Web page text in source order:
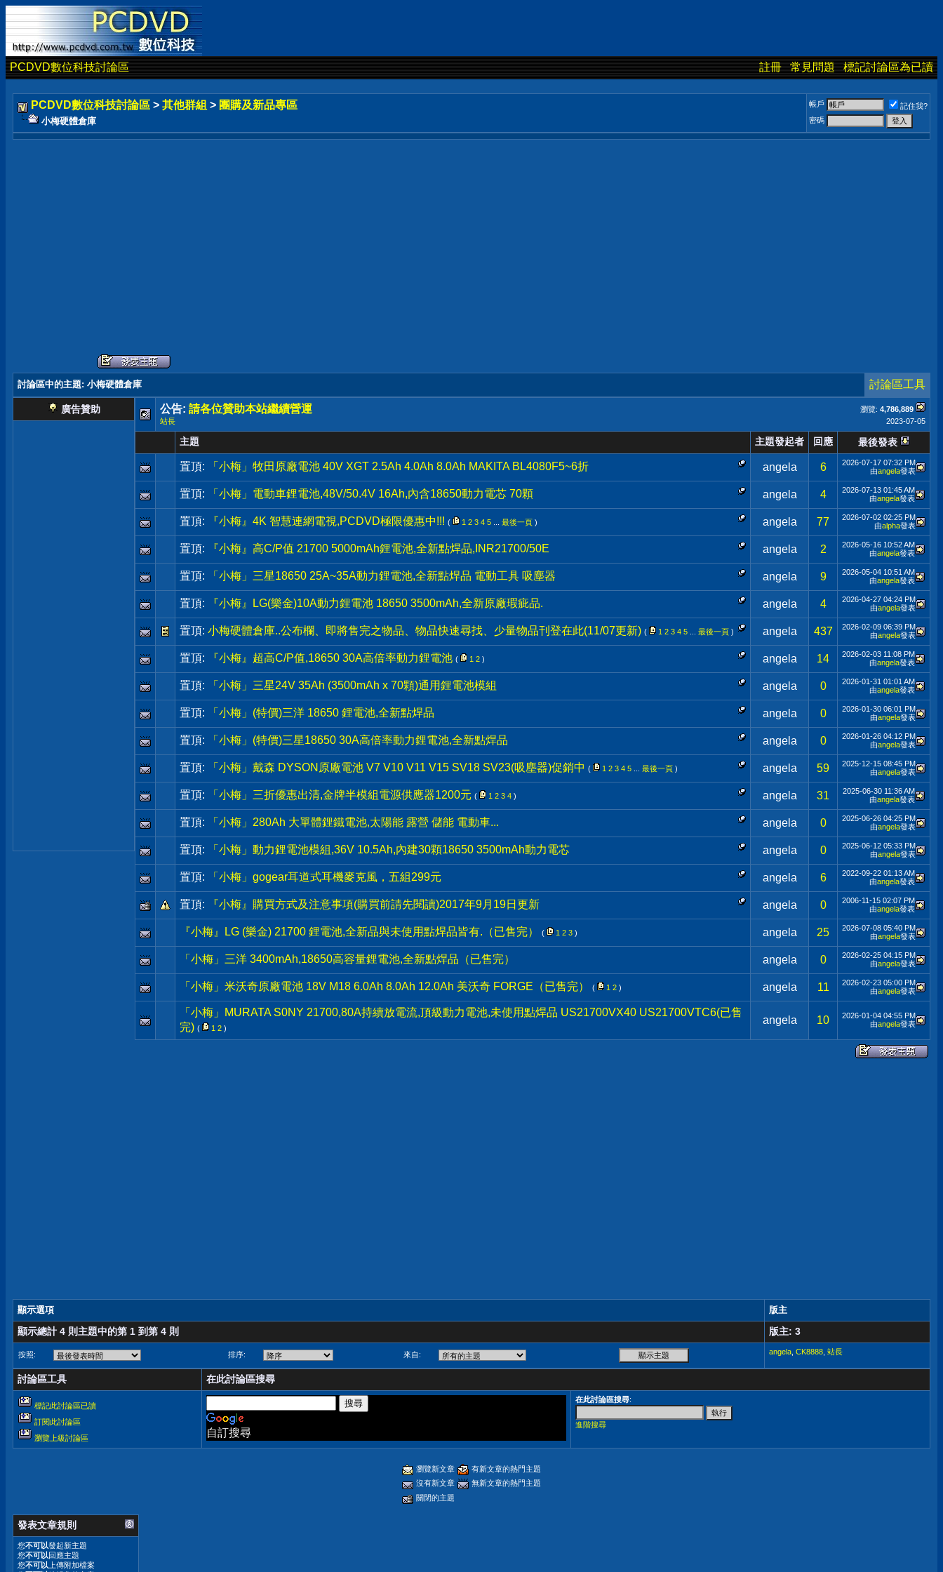
PCDVD數位科技討論區 註冊 常見問題 標記討論區為已讀
PCDVD數位科技討論區 > 其他群組 > 團購及新品專區
小梅硬體倉庫
帳戶
記住我?
密碼
討論區中的主題: 小梅硬體倉庫 討論區工具
廣告贊助 瀏覽: 4,786,889
公告: 請各位贊助本站繼續營運
2023-07-05
站長
主題 主題發起者 回應 最後發表
置頂: 「小梅」牧田原廠電池 40V XGT 2.5Ah 4.0Ah 8.0Ah MAKITA BL4080F5~6折 angela 6 2026-07-17 07:32 PM
由angela發表
置頂: 「小梅」電動車鋰電池,48V/50.4V 16Ah,內含18650動力電芯 70顆 angela 4 2026-07-13 01:45 AM
由angela發表
置頂: 『小梅』4K 智慧連網電視,PCDVD極限優惠中!!! ( 1 2 3 4 5 最後一頁 ) angela 77 2026-07-02 02:25 PM
由alpha發表
置頂: 『小梅』高C/P值 21700 5000mAh鋰電池,全新點焊品,INR21700/50E angela 2 2026-05-16 10:52 AM
由angela發表
置頂: 「小梅」三星18650 25A~35A動力鋰電池,全新點焊品 電動工具 吸塵器 angela 9 2026-05-04 10:51 AM
由angela發表
置頂: 『小梅』LG(樂金)10A動力鋰電池 18650 3500mAh,全新原廠瑕疵品. angela 4 2026-04-27 04:24 PM
由angela發表
置頂: 小梅硬體倉庫..公布欄、即將售完之物品、物品快速尋找、少量物品刊登在此(11/07更新) ( 1 2 3 4 5 最後一頁 ) angela 437 2026-02-09 06:39 PM
由angela發表
置頂: 『小梅』超高C/P值,18650 30A高倍率動力鋰電池 ( 1 2 ) angela 14 2026-02-03 11:08 PM
由angela發表
置頂: 「小梅」三星24V 35Ah (3500mAh x 70顆)通用鋰電池模組 angela 0 2026-01-31 01:01 AM
由angela發表
置頂: 「小梅」(特價)三洋 18650 鋰電池,全新點焊品 angela 0 2026-01-30 06:01 PM
由angela發表
置頂: 「小梅」(特價)三星18650 30A高倍率動力鋰電池,全新點焊品 angela 0 2026-01-26 04:12 PM
由angela發表
置頂: 「小梅」戴森 DYSON原廠電池 V7 V10 V11 V15 SV18 SV23(吸塵器)促銷中 ( 1 2 3 4 5 最後一頁 ) angela 59 2025-12-15 08:45 PM
由angela發表
置頂: 「小梅」三折優惠出清,金牌半模組電源供應器1200元 ( 1 2 3 4 ) angela 31 2025-06-30 11:36 AM
由angela發表
置頂: 「小梅」280Ah 大單體鋰鐵電池,太陽能 露營 儲能 電動車... angela 0 2025-06-26 04:25 PM
由angela發表
置頂: 「小梅」動力鋰電池模組,36V 10.5Ah,內建30顆18650 3500mAh動力電芯 angela 0 2025-06-12 05:33 PM
由angela發表
置頂: 「小梅」gogear耳道式耳機麥克風，五組299元 angela 6 2022-09-22 01:13 AM
由angela發表
置頂: 『小梅』購買方式及注意事項(購買前請先閱讀)2017年9月19日更新 angela 0 2006-11-15 02:07 PM
由angela發表
『小梅』LG (樂金) 21700 鋰電池,全新品與未使用點焊品皆有.（已售完） ( 1 2 3 ) angela 25 2026-07-08 05:40 PM
由angela發表
「小梅」三洋 3400mAh,18650高容量鋰電池,全新點焊品（已售完） angela 0 2026-02-25 04:15 PM
由angela發表
「小梅」米沃奇原廠電池 18V M18 6.0Ah 8.0Ah 12.0Ah 美沃奇 FORGE（已售完） ( 1 2 ) angela 11 2026-02-23 05:00 PM
由angela發表
「小梅」MURATA S0NY 21700,80A持續放電流,頂級動力電池,未使用點焊品 US21700VX40 US21700VTC6(已售
完) ( 1 2 )
angela 10 2026-01-04 04:55 PM
由angela發表
顯示選項 版主
顯示總計 4 則主題中的第 1 到第 4 則 版主: 3
按照: 排序: 來自: angela CK8888 站長
討論區工具 在此討論區搜尋
標記此討論區已讀
訂閱此討論區
瀏覽上級討論區
自訂搜尋
在此討論區搜尋:
進階搜尋
瀏覽新文章
有新文章的熱門主題
沒有新文章
無新文章的熱門主題
關閉的主題
發表文章規則
您不可以發起新主題
您不可以回應主題
您不可以 上傳附加檔案